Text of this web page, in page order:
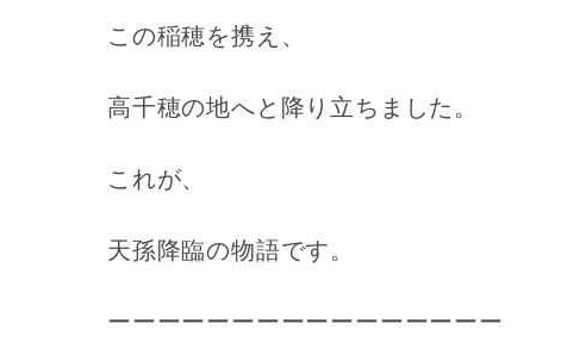
この稲穂を携え、
高千穂の地へと降り立ちました。
これが、
天孫降臨の物語です。
ーーーーーーーーーーーーーーーー